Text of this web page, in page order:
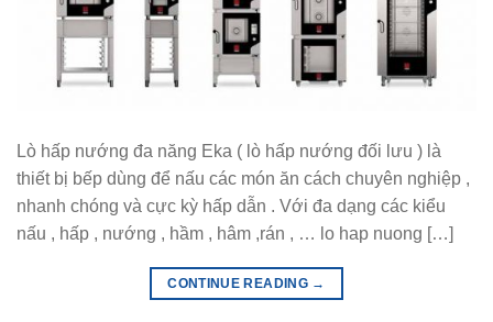
Lò hấp nướng đa năng Eka ( lò hấp nướng đối lưu ) là
thiết bị bếp dùng để nấu các món ăn cách chuyên nghiệp ,
nhanh chóng và cực kỳ hấp dẫn . Với đa dạng các kiểu
nấu , hấp , nướng , hầm , hâm ,rán , … lo hap nuong […]
CONTINUE READING →